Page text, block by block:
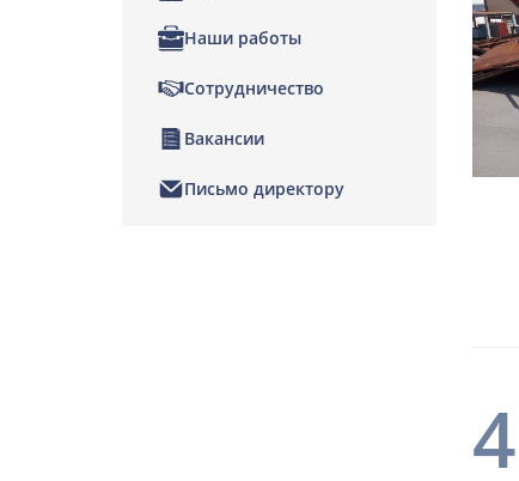
4
Наши работы
Сотрудничество
Вакансии
Письмо директору